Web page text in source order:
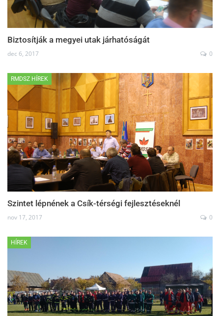
Biztosítják a megyei utak járhatóságát
dec 6, 2017 0
RMDSZ HÍREK
Szintet lépnének a Csík-térségi fejlesztéseknél
nov 17, 2017 0
HÍREK